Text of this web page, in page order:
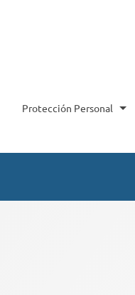
Protección Personal